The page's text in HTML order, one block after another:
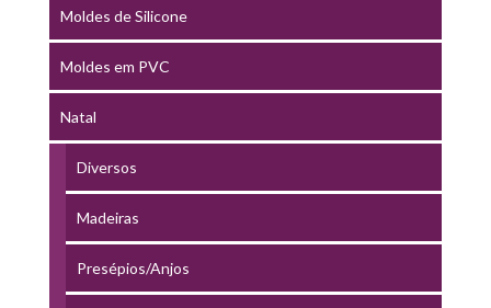
Moldes de Silicone
Moldes em PVC
Natal
Diversos
Madeiras
Presépios/Anjos